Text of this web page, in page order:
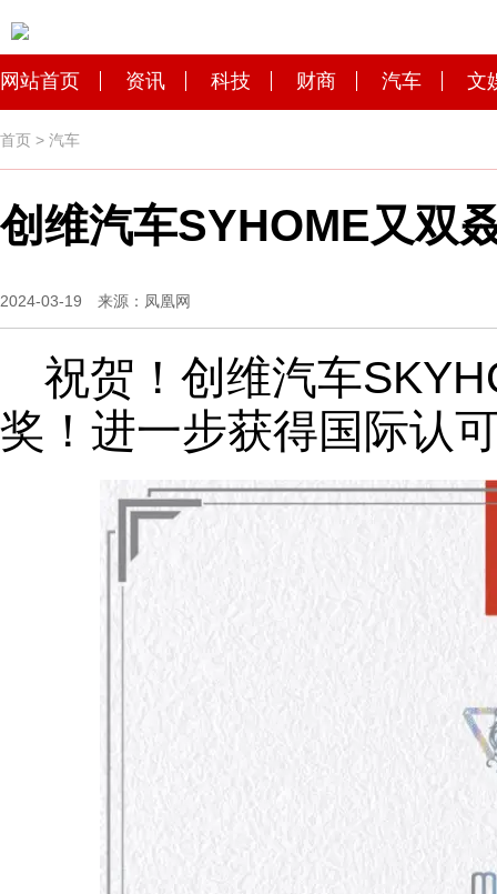
网站首页 资讯 科技 财商 汽车 文
首页 > 汽车
创维汽车SYHOME又双
2024-03-19 来源：凤凰网
祝贺！创维汽车
奖！进一步获得国际认